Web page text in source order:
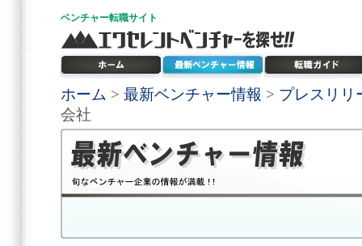
ベンチャー転職サイト
ホーム > 最新ベンチャー情報 > プレスリリ
会社